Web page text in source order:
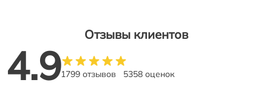
Отзывы клиентов
4.91799 отзывов 5358 оценок